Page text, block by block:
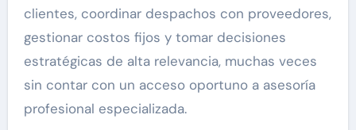
clientes, coordinar despachos con proveedores,
gestionar costos fijos y tomar decisiones
estratégicas de alta relevancia, muchas veces
sin contar con un acceso oportuno a asesoría
profesional especializada.